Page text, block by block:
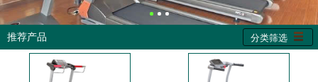
推荐产品 分类筛选